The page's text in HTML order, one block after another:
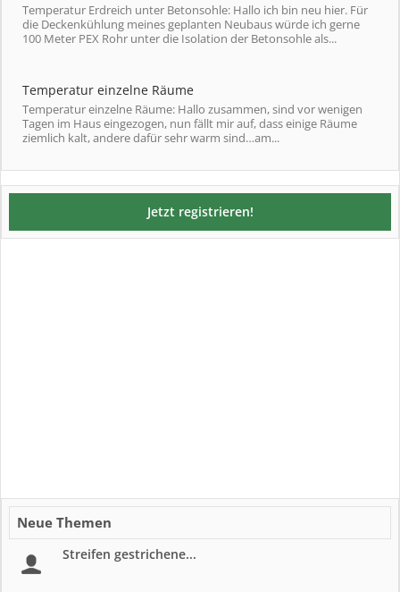
Temperatur Erdreich unter Betonsohle: Hallo ich bin neu hier. Für
die Deckenkühlung meines geplanten Neubaus würde ich gerne
100 Meter PEX Rohr unter die Isolation der Betonsohle als...
Temperatur einzelne Räume
Temperatur einzelne Räume: Hallo zusammen, sind vor wenigen
Tagen im Haus eingezogen, nun fällt mir auf, dass einige Räume
ziemlich kalt, andere dafür sehr warm sind…am...
Jetzt registrieren!
Neue Themen
Streifen gestrichene...